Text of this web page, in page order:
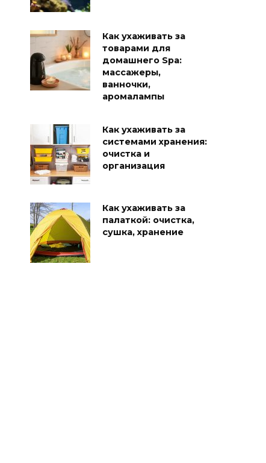
Как ухаживать за
товарами для
домашнего Spa:
массажеры,
ванночки,
аромалампы
Как ухаживать за
системами хранения:
очистка и
организация
Как ухаживать за
палаткой: очистка,
сушка, хранение